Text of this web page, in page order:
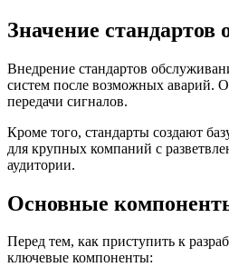
Значение стандартов
Внедрение стандартов
систем после возможных аварий.
передачи сигналов.
Кроме того, стандарты создают
для крупных компаний с
аудитории.
Основные
Перед тем, как приступить к
ключевые компоненты: